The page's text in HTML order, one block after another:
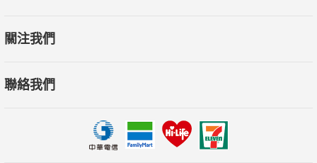
關注我們
聯絡我們